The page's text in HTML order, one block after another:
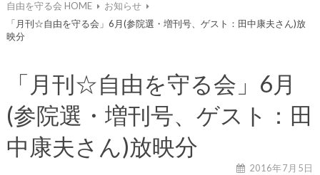
自由を守る会 HOME
お知らせ
「月刊☆自由を守る会」6月(参院選・増刊号、ゲスト：田中康夫さん)放
映分
「月刊☆自由を守る会」6月
(参院選・増刊号、ゲスト：田
中康夫さん)放映分
2016年7月5日